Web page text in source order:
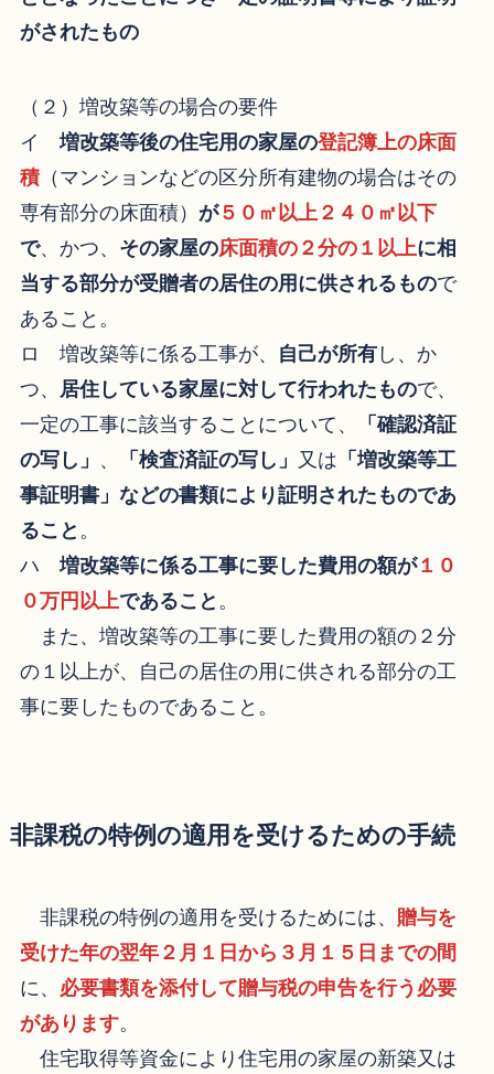
がされたもの
（２）増改築等の場合の要件
イ 増改築等後の住宅用の家屋の登記簿上の床面
積（マンションなどの区分所有建物の場合はその
専有部分の床面積） が５０㎡以上２４０㎡以下
で、かつ、 その家屋の床面積の２分の１以上に相
当する部分が受贈者の居住の用に供されるもので
あること。
ロ 増改築等に係る工事が、
自己が所有し、か
つ、 居住している家屋に対して行われたもので、
一定の工事に該当することについて、
「確認済証
の写し」 、 「検査済証の写し」 又は 「増改築等工
事証明書」などの書類により証明されたものであ
ること 。
ハ 増改築等に係る工事に要した費用の額が１０
０万円以上であること 。
また、増改築等の工事に要した費用の額の２分
の１以上が、自己の居住の用に供される部分の工
事に要したものであること。
非課税の特例の適用を受けるための手続
非課税の特例の適用を受けるためには、 贈与を
受けた年の翌年２月１日から３月１５日までの間
に、 必要書類を添付して贈与税の申告を行う必要
があります。
住宅取得等資金により住宅用の家屋の新築又は